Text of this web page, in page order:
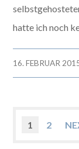
hatte ich noch
16. FEBRUAR
1 2